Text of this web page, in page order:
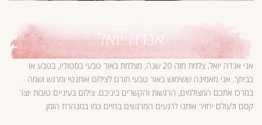
אנדה יואל
אני אנדה יואל, צלמת מזה 20 שנה, מצלמת באור טבעי בסטודיו, בטבע או
בביתך. אני מאמינה ששימוש באור טבעי תורם לצילום אותנטי ומרגש ושמה
במרכז אתכם המצולמים, הרגשות והקשרים ביניכם. צילום בעיניים טובות יוצר
קסם ולעולם יחזיר אותנו לרגעים המרגשים בחיים כמו במנהרת הזמן.